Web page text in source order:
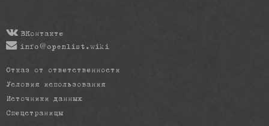
ВКонтакте
info@openlist.wiki
Отказ от ответственности
Условия использования
Источники данных
Спецстраницы